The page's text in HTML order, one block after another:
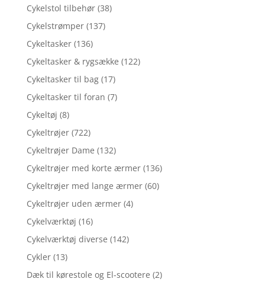
Cykelstol tilbehør (38)
Cykelstrømper (137)
Cykeltasker (136)
Cykeltasker & rygsække (122)
Cykeltasker til bag (17)
Cykeltasker til foran (7)
Cykeltøj (8)
Cykeltrøjer (722)
Cykeltrøjer Dame (132)
Cykeltrøjer med korte ærmer (136)
Cykeltrøjer med lange ærmer (60)
Cykeltrøjer uden ærmer (4)
Cykelværktøj (16)
Cykelværktøj diverse (142)
Cykler (13)
Dæk til kørestole og El-scootere (2)